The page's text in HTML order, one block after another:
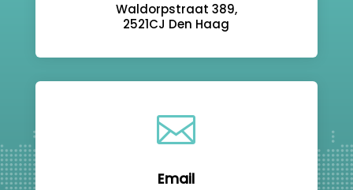
Waldorpstraat 389,
2521CJ Den Haag

Email